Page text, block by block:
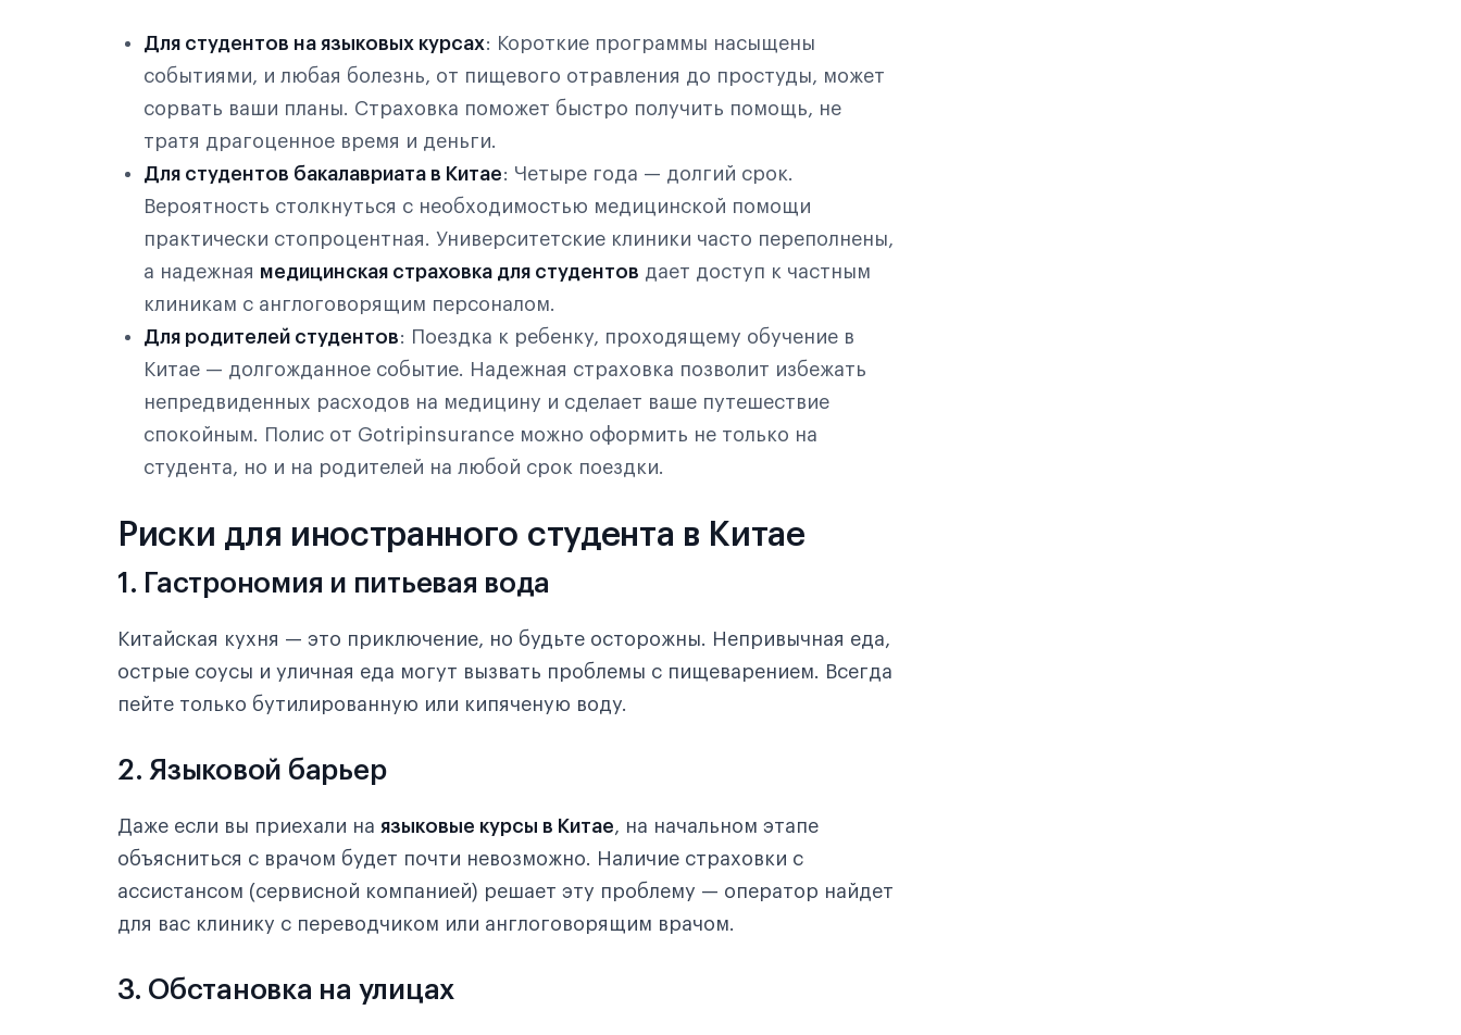
Для студентов на языковых курсах: Короткие программы насыщены
событиями, и любая болезнь, от пищевого отравления до простуды, может
сорвать ваши планы. Страховка поможет быстро получить помощь, не
тратя драгоценное время и деньги.
Для студентов бакалавриата в Китае: Четыре года — долгий срок.
Вероятность столкнуться с необходимостью медицинской помощи
практически стопроцентная. Университетские клиники часто переполнены,
а надежная медицинская страховка для студентов дает доступ к частным
клиникам с англоговорящим персоналом.
Для родителей студентов: Поездка к ребенку, проходящему обучение в
Китае — долгожданное событие. Надежная страховка позволит избежать
непредвиденных расходов на медицину и сделает ваше путешествие
спокойным. Полис от Gotripinsurance можно оформить не только на
студента, но и на родителей на любой срок поездки.
Риски для иностранного студента в Китае
1. Гастрономия и питьевая вода
Китайская кухня — это приключение, но будьте осторожны. Непривычная еда,
острые соусы и уличная еда могут вызвать проблемы с пищеварением. Всегда
пейте только бутилированную или кипяченую воду.
2. Языковой барьер
Даже если вы приехали на языковые курсы в Китае, на начальном этапе
объясниться с врачом будет почти невозможно. Наличие страховки с
ассистансом (сервисной компанией) решает эту проблему — оператор найдет
для вас клинику с переводчиком или англоговорящим врачом.
3. Обстановка на улицах